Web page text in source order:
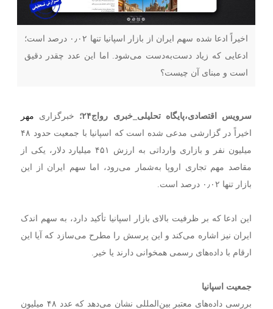
اخیراً ادعا شده سهم ایران از بازار اسپانیا تنها ۰٫۰۲ درصد است؛
ادعایی که زیاد دست‌به‌دست می‌شود. اما این عدد چقدر دقیق
است و مبنای آن چیست؟
سرویس اقتصادی،پایگاه تحلیلی _خبری رواج۲۴؛ خبرگزاری مهر
اخیراً در گزارشی مدعی شده است که اسپانیا با جمعیت حدود ۴۸
میلیون نفر و بازاری وارداتی به ارزش ۴۵۱ میلیارد دلار، یکی از
مقاصد مهم تجاری اروپا به‌شمار می‌رود، اما سهم ایران از این
بازار تنها ۰٫۰۲ درصد است.
این ادعا که بر ظرفیت بالای بازار اسپانیا تأکید دارد، به سهم اندک
ایران نیز اشاره می‌کند و این پرسش را مطرح می‌سازد که آیا این
ارقام با داده‌های رسمی همخوانی دارند یا خیر.
جمعیت اسپانیا
بررسی داده‌های معتبر بین‌المللی نشان می‌دهد که عدد ۴۸ میلیون